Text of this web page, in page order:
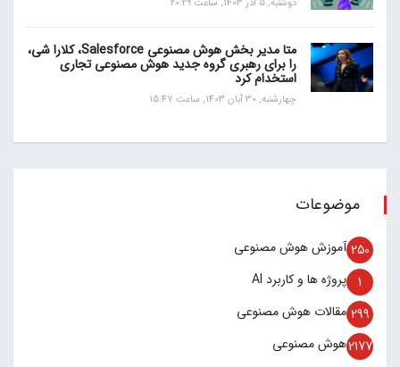
دوشنبه, 5 آذر 1403, ساعت 20:29
متا مدیر بخش هوش مصنوعی Salesforce، کلارا شی،
را برای رهبری گروه جدید هوش مصنوعی تجاری
استخدام کرد
چهارشنبه, 30 آبان 1403, ساعت 15:47
موضوعات
آموزش هوش مصنوعی 250
پروژه ها و کاربرد AI 1
مقالات هوش مصنوعی 299
هوش مصنوعی2177